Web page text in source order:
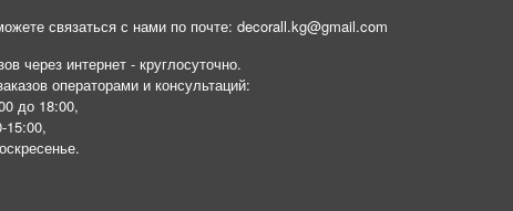
связаться с нами по почте: decorall.kg@gmail.com
через интернет - круглосуточно.
операторами и консультаций:
до 18:00,
15:00,